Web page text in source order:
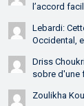
l’accord
Lebardi:
Occidental,
Driss
sobre d'une
Zoulikha